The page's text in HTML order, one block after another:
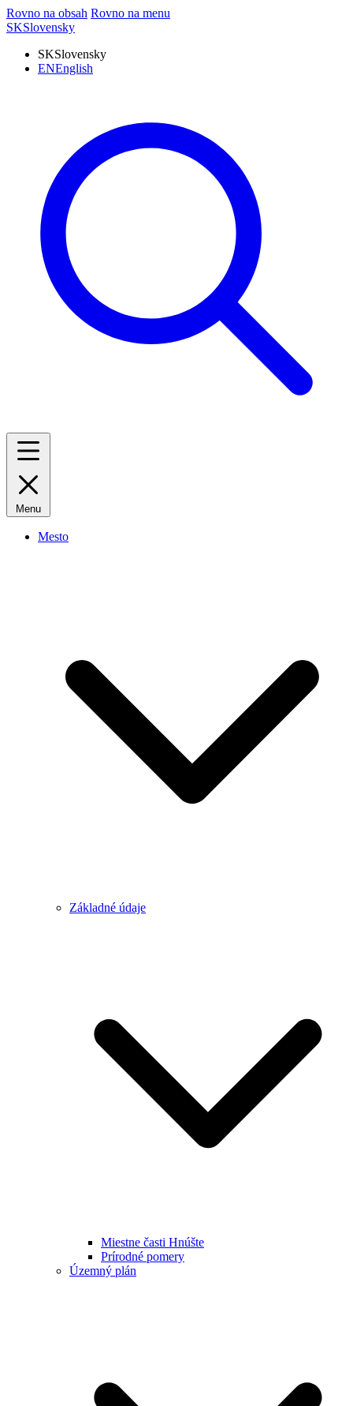
Rovno na obsah Rovno na menu
SKSlovensky
SKSlovensky
ENEnglish
Menu
Mesto
Základné údaje
Miestne časti Hnúšte
Prírodné pomery
Územný plán